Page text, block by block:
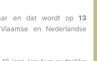
en dat wordt op 13
en Nederlandse